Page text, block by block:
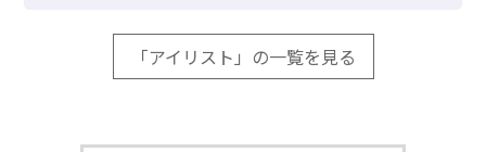
「アイリスト」の一覧を見る